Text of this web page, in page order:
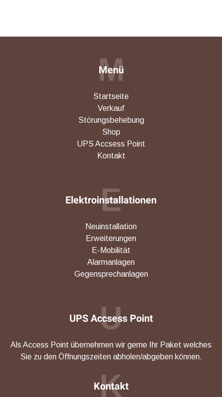
Menü
M
Startseite
Verkauf
Störungsbehebung
Shop
UPS Accsess Point
Kontakt
Elektroinstallationen
E
Neuinstallation
Erweiterungen
E-Mobilität
Alarmanlagen
Gegensprechanlagen
UPS Accsess Point
U
Als Access Point übernehmen wir gerne Ihr Paket welches
Sie zu den Öffnungszeiten abholen/abgeben können.
Kontakt
K